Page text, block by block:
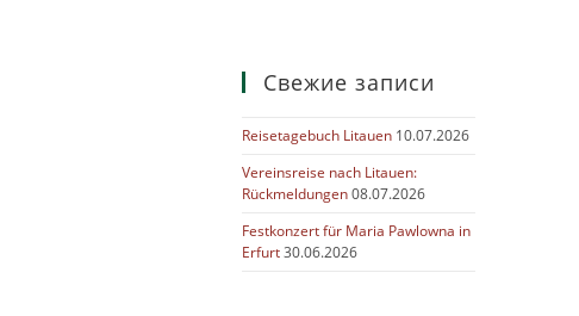
Свежие записи
Reisetagebuch Litauen 10.07.2026
Vereinsreise nach Litauen:
Rückmeldungen08.07.2026
Festkonzert für Maria Pawlowna in
Erfurt30.06.2026